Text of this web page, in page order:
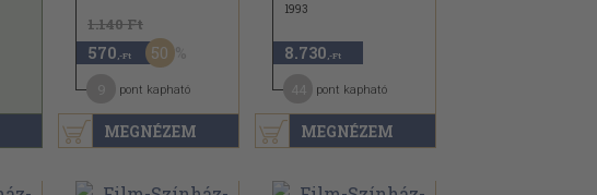
MEGNÉZEM
1.140 Ft
570 ,-Ft 50
pont kapható
MEGNÉZEM
1993
8.730 ,-Ft
pont kapható